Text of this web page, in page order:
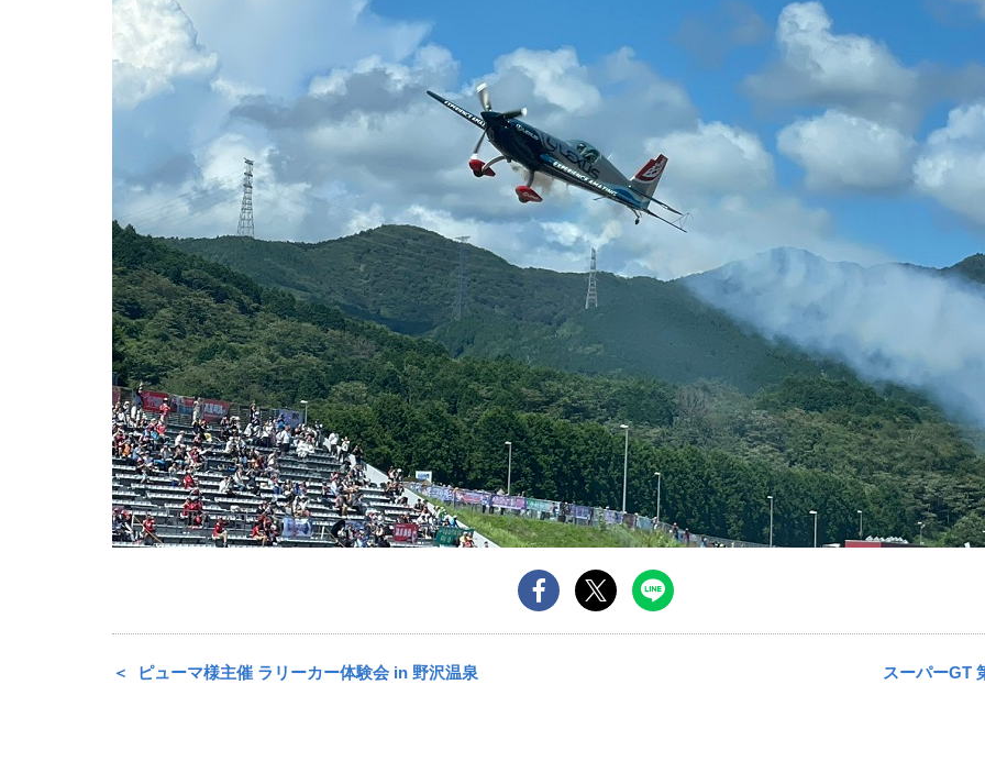
ピューマ様主催 ラリーカー体験会 in 野沢温泉 スーパーGT